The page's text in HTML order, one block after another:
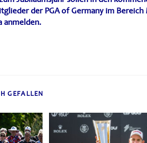
der PGA of Germany im Bereich
anmelden.
GEFALLEN